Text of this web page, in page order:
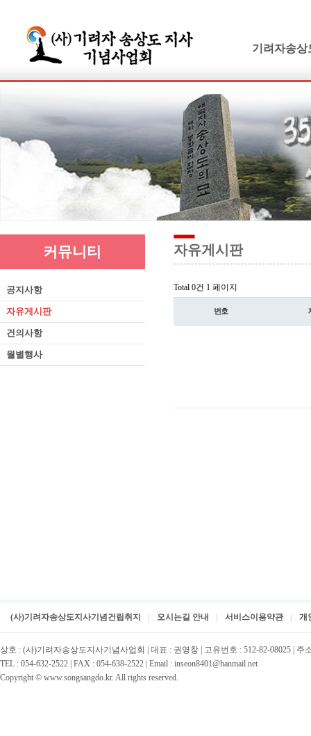
기려자송상
연보 및 가계
기려수필집
생애와사상
유묵과유품
연혁지
추모의글
커뮤니티
공지사항
자유게시판
건의사항
월별행사
자유게시판
Total 0건 1 페이지
번호
(사)기려자송상도지사기념건립취지 오시는길 안내 서비스이용약관 개
상호 : (사)기려자송상도지사기념사업회 | 대표 : 권영창 | 고유번호 : 512-82-08025 |
TEL : 054-632-2522 | FAX : 054-638-2522 | Email : inseon8401@hanmail.net
Copyright © www.songsangdo.kr. All rights reserved.